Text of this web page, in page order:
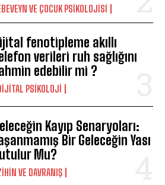
ABONE OL
okudum, onaylıyorum.
VE ÇOCUK PSIKOLOJISI
fenotipleme akıllı
verileri ruh sağlığını
edebilir mi ?
PSIKOLOJI
Kayıp Senaryoları:
Bir Geleceğin Yası
Mu?
VE DAVRANIŞ